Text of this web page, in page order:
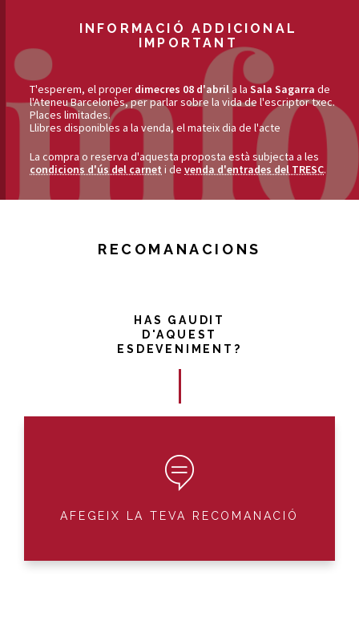
INFORMACIÓ ADDICIONAL
IMPORTANT
T'esperem, el proper dimecres 08 d'abril a la Sala Sagarra de
l'Ateneu Barcelonès, per parlar sobre la vida de l'escriptor txec.
Places limitades.
Llibres disponibles a la venda, el mateix dia de l'acte
La compra o reserva d'aquesta proposta està subjecta a les
condicions d'ús del carnet i de venda d'entrades del TRESC.
RECOMANACIONS
HAS GAUDIT
D'AQUEST
ESDEVENIMENT?
AFEGEIX LA TEVA RECOMANACIÓ